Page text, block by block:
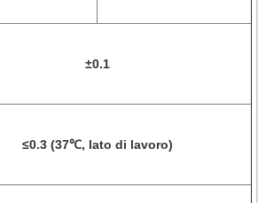
±0.1
≤0.3 (37℃, lato di lavoro)